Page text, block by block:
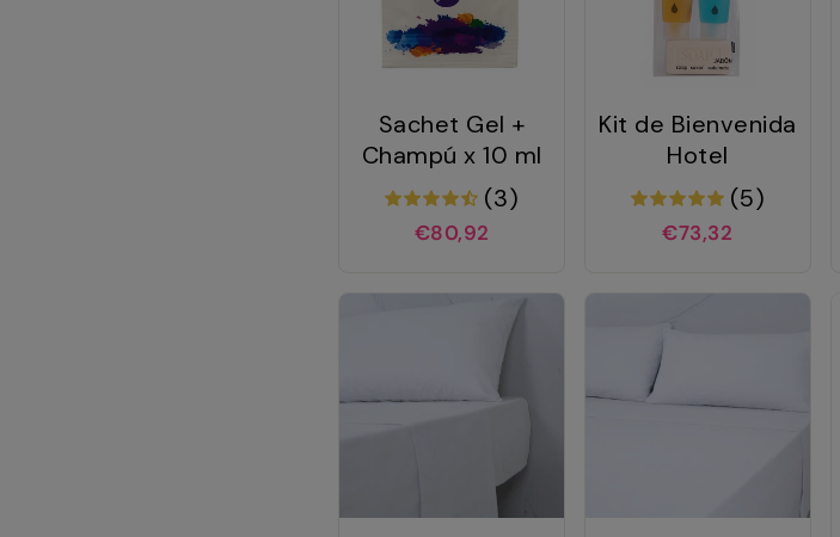
Sachet Gel +
Champú x 10 ml
(3)
€80,92
Kit de Bienvenida
Hotel
(5)
€73,32